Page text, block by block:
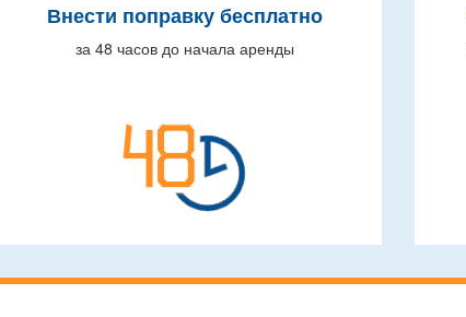
Внести поправку бесплатно
за 48 часов до начала аренды